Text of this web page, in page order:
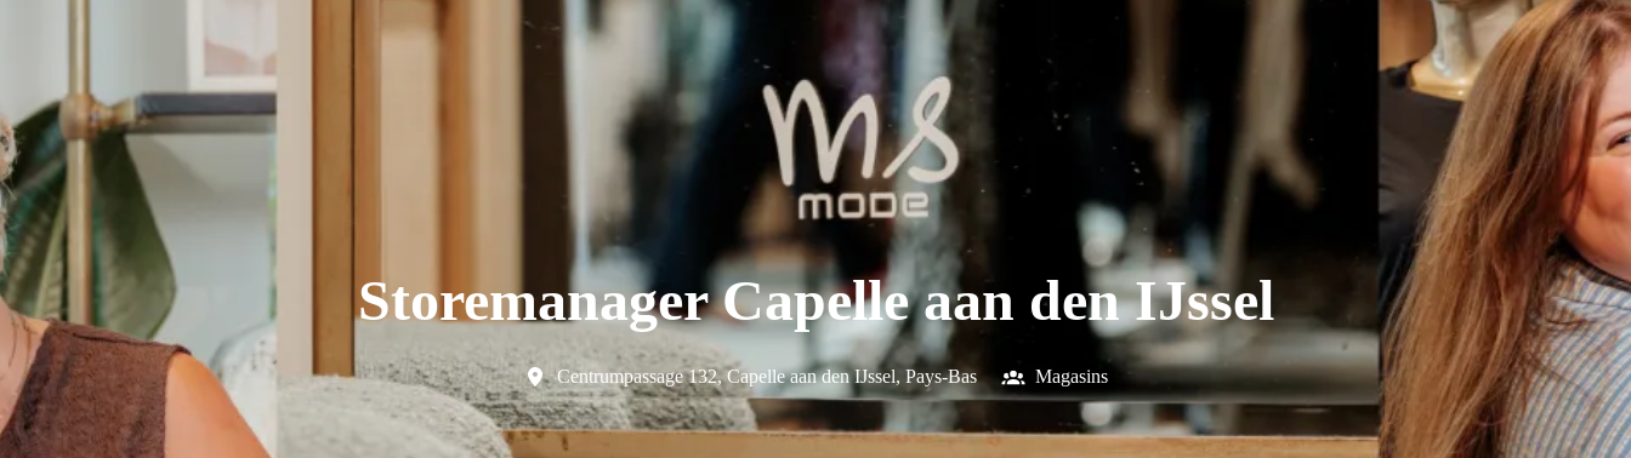
Storemanager Capelle aan den IJssel
Centrumpassage 132, Capelle aan den IJssel, Pays-Bas Magasins